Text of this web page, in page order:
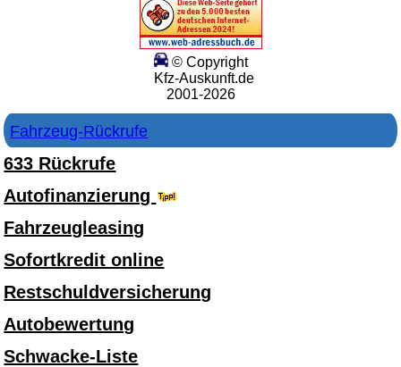
© Copyright
Kfz-Auskunft.de
2001-2026
Fahrzeug-Rückrufe
633 Rückrufe
Autofinanzierung
Fahrzeugleasing
Sofortkredit online
Restschuldversicherung
Autobewertung
Schwacke-Liste